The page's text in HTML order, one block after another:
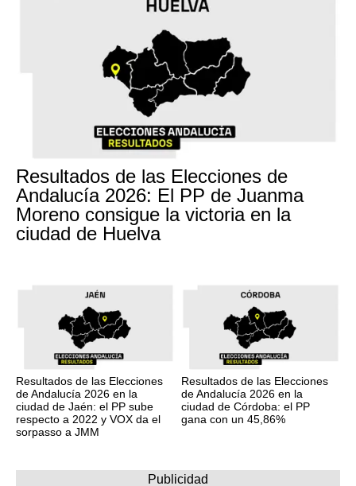
Resultados de las Elecciones de
Andalucía 2026: El PP de Juanma
Moreno consigue la victoria en la
ciudad de Huelva
Resultados de las Elecciones
de Andalucía 2026 en la
ciudad de Jaén: el PP sube
respecto a 2022 y VOX da el
sorpasso a JMM
Resultados de las Elecciones
de Andalucía 2026 en la
ciudad de Córdoba: el PP
gana con un 45,86%